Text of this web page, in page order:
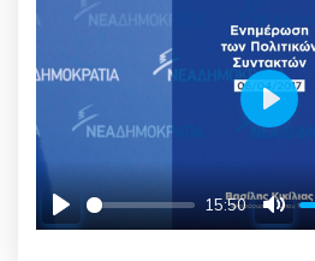
Play
15:50
Mute
Play